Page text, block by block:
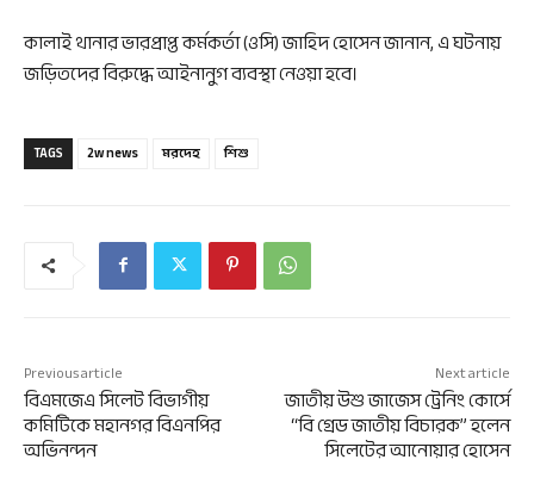
কালাই থানার ভারপ্রাপ্ত কর্মকর্তা (ওসি) জাহিদ হোসেন জানান, এ ঘটনায়
জড়িতদের বিরুদ্ধে আইনানুগ ব্যবস্থা নেওয়া হবে।
TAGS 2w news মরদেহ শিশু
Previous article
বিএমজেএ সিলেট বিভাগীয়
কমিটিকে মহানগর বিএনপির
অভিনন্দন
Next article
জাতীয় উশু জাজেস ট্রেনিং কোর্সে
“বি গ্রেড জাতীয় বিচারক” হলেন
সিলেটের আনোয়ার হোসেন